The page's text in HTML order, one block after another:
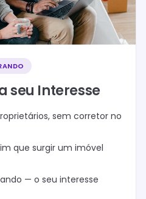
seu Interesse
sem corretor no
que surgir um imóvel
— o seu interesse